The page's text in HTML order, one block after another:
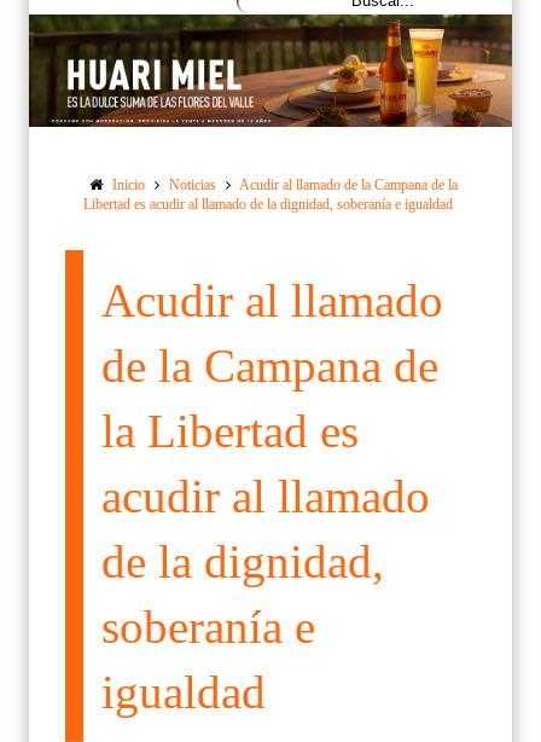
Inicio Noticias
Acudir al llamado de la Campana de la
Libertad es acudir al llamado de la dignidad, soberanía e igualdad
Acudir al llamado
de la Campana de
la Libertad es
acudir al llamado
de la dignidad,
soberanía e
igualdad